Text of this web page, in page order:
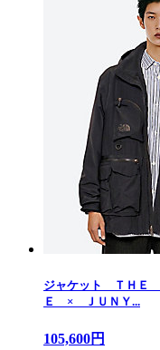
ジャケット ＴＨＥ
Ｅ × ＪＵＮＹ...
105,600円